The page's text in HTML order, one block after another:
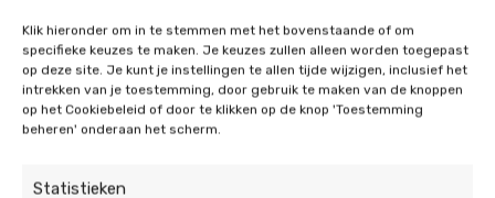
Klik hieronder om in te stemmen met het bovenstaande of om
specifieke keuzes te maken. Je keuzes zullen alleen worden toegepast
op deze site. Je kunt je instellingen te allen tijde wijzigen, inclusief het
intrekken van je toestemming, door gebruik te maken van de knoppen
op het Cookiebeleid of door te klikken op de knop 'Toestemming
beheren' onderaan het scherm.
Statistieken
een gemiddelde installatie van 4 kW is een
thuisbatterij van 4 tot 6 kW dan ook ideaal.
Momenteel is er in Nederland nog geen
subsidie voor thuisaccu’s beschikbaar. De
verwachting is wel dat dit in de toekomst
verandert. Sinds 2023 profiteert u al van het
btw-nultarief, wat de investering al een stuk
Bekijk alle FAQ